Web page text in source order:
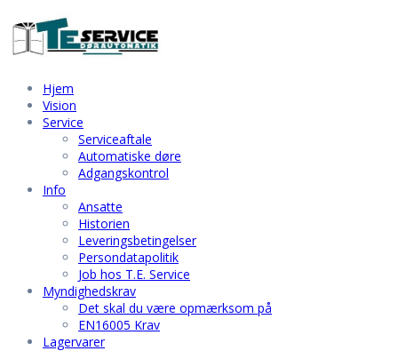
Hjem
Vision
Service
Serviceaftale
Automatiske døre
Adgangskontrol
Info
Ansatte
Historien
Leveringsbetingelser
Persondatapolitik
Job hos T.E. Service
Myndighedskrav
Det skal du være opmærksom på
EN16005 Krav
Lagervarer